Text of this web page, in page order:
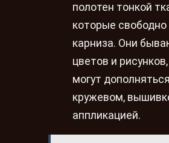
полотен тонкой
которые
карниза. Они
цветов и
могут дополняться
кружевом,
аппликацией.